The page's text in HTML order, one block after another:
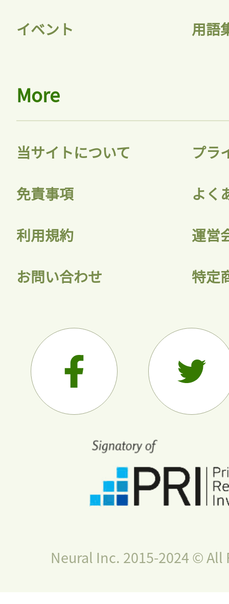
イベント 用語
More
当サイトについて プラ
免責事項 よく
利用規約 運営
お問い合わせ 特定
Neural Inc. 2015-2024 © All